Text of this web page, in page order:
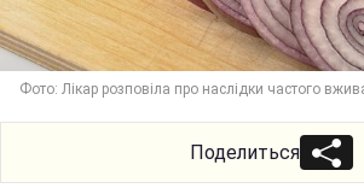
Фото: Лікар розповіла про наслідки частого
Поделиться